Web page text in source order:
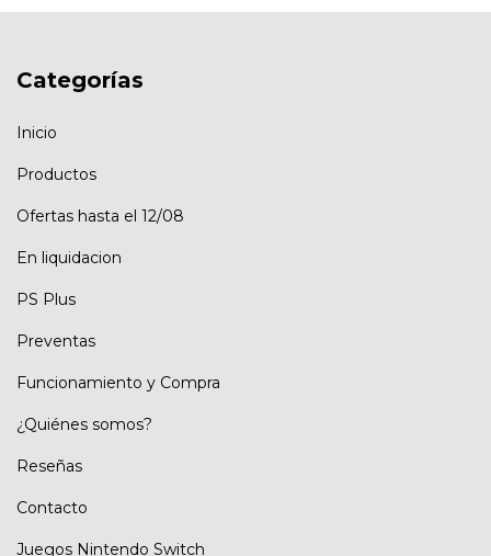
Categorías
Inicio
Productos
Ofertas hasta el 12/08
En liquidacion
PS Plus
Preventas
Funcionamiento y Compra
¿Quiénes somos?
Reseñas
Contacto
Juegos Nintendo Switch